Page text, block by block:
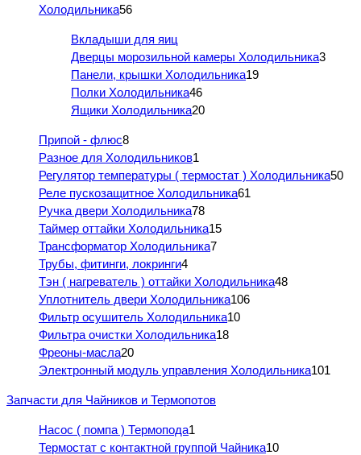
Холодильника56
Вкладыши для яиц
Дверцы морозильной камеры Холодильника3
Панели, крышки Холодильника19
Полки Холодильника46
Ящики Холодильника20
Припой - флюс8
Разное для Холодильников1
Регулятор температуры ( термостат ) Холодильника50
Реле пускозащитное Холодильника61
Ручка двери Холодильника78
Таймер оттайки Холодильника15
Трансформатор Холодильника7
Трубы, фитинги, локринги4
Тэн ( нагреватель ) оттайки Холодильника48
Уплотнитель двери Холодильника106
Фильтр осушитель Холодильника10
Фильтра очистки Холодильника18
Фреоны-масла20
Электронный модуль управления Холодильника101
Запчасти для Чайников и Термопотов
Насос ( помпа ) Термопода1
Термостат с контактной группой Чайника10